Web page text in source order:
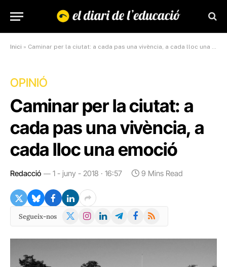
Inici » Caminar per la ciutat: a cada pas una vivència, a cada lloc una emoció
OPINIÓ
Caminar per la ciutat: a
cada pas una vivència, a
cada lloc una emoció
Redacció 1 - juny - 2018 · 16:57 9 Mins Read
Segueix-nos
X
Instagram
LinkedInTelegramFacebook
RSS